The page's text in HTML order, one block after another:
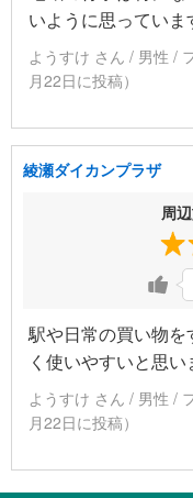
いように思っていま
ようすけ さん / 男性 /
月22日に投稿）
綾瀬ダイカンプラザ
周
駅や日常の買い物
く使いやすいと思い
ようすけ さん / 男性 /
月22日に投稿）